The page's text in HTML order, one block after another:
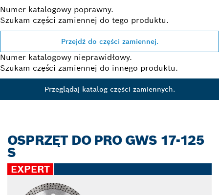
Numer katalogowy poprawny.
Szukam części zamiennej do tego produktu.
Przejdź do części zamiennej.
Numer katalogowy nieprawidłowy.
Szukam części zamiennej do innego produktu.
Przeglądaj katalog części zamiennych.
OSPRZĘT DO PRO GWS 17-125
S
EXPERT